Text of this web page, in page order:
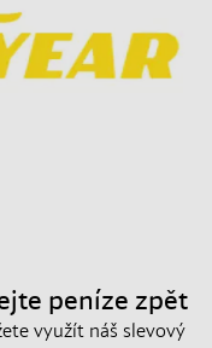
peníze zpět
využít náš slevový